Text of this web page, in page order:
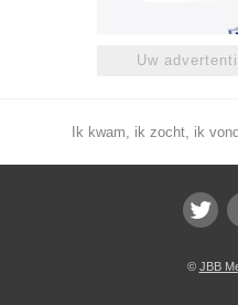
Uw
Ik kwam, ik zocht, ik
© JBB